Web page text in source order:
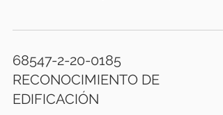
68547-2-20-0185
RECONOCIMIENTO DE
EDIFICACIÓN